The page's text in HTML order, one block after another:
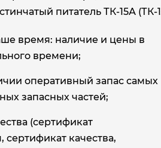
питатель ТК-15А (ТК-
время: наличие и цены в
времени;
оперативный запас самых
запасных частей;
(сертификат
сертификат качества,